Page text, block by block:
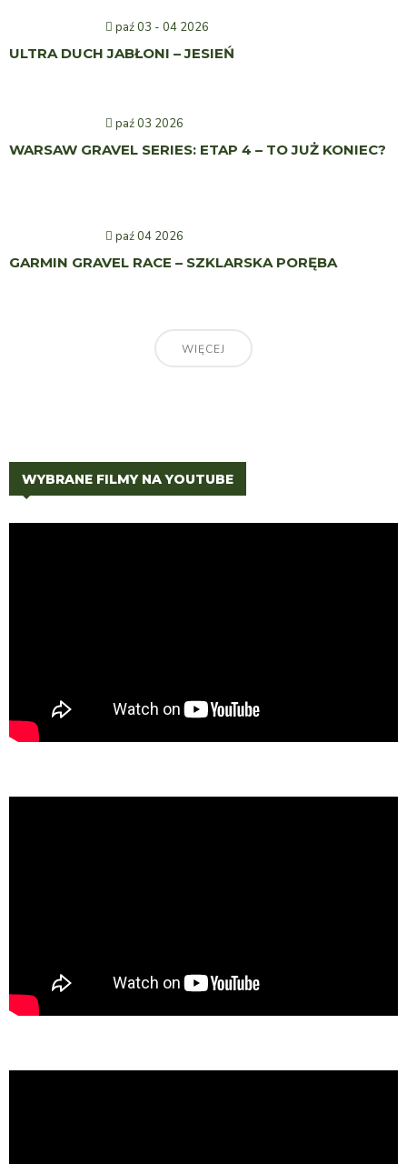
paź 03 - 04 2026
ULTRA DUCH JABŁONI – JESIEŃ
paź 03 2026
WARSAW GRAVEL SERIES: ETAP 4 – TO JUŻ KONIEC?
paź 04 2026
GARMIN GRAVEL RACE – SZKLARSKA PORĘBA
WIĘCEJ
WYBRANE FILMY NA YOUTUBE